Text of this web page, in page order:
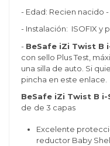
- Edad: Recien nacido -
- Instalación: ISOFIX y
- BeSafe iZi Twist B
con sello Plus Test,
una silla de auto. Si
pincha en este enlace
BeSafe iZi Twist B i-
de de 3 capas
Excelente
reductor Baby